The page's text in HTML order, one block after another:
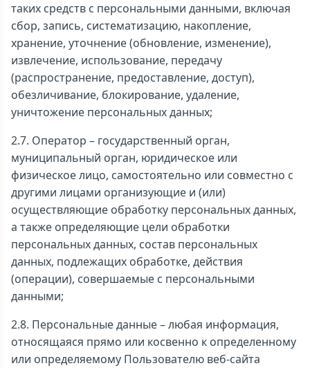
таких средств с персональными данными, включая
сбор, запись, систематизацию, накопление,
хранение, уточнение (обновление, изменение),
извлечение, использование, передачу
(распространение, предоставление, доступ),
обезличивание, блокирование, удаление,
уничтожение персональных данных;
2.7. Оператор – государственный орган,
муниципальный орган, юридическое или
физическое лицо, самостоятельно или совместно с
другими лицами организующие и (или)
осуществляющие обработку персональных данных,
а также определяющие цели обработки
персональных данных, состав персональных
данных, подлежащих обработке, действия
(операции), совершаемые с персональными
данными;
2.8. Персональные данные – любая информация,
относящаяся прямо или косвенно к определенному
или определяемому Пользователю веб-сайта